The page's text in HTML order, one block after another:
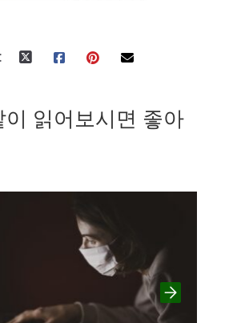
이 읽어보시면 좋아